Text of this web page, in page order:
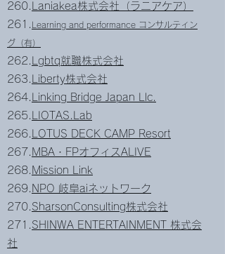
260.
Laniakea株式会社（ラニアケア）
261. Learning and performance コンサルティン
グ（有）
262.
Lgbtq就職株式会社
263.
Liberty株式会社
264.
Linking Bridge Japan Llc.
265.
LIOTAS.Lab
266.
LOTUS DECK CAMP Resort
267. MBA・FPオフィスALIVE
268. Mission Link
269. NPO 岐阜aiネットワーク
270. SharsonConsulting株式会社
271. SHINWA ENTERTAINMENT 株式会
社